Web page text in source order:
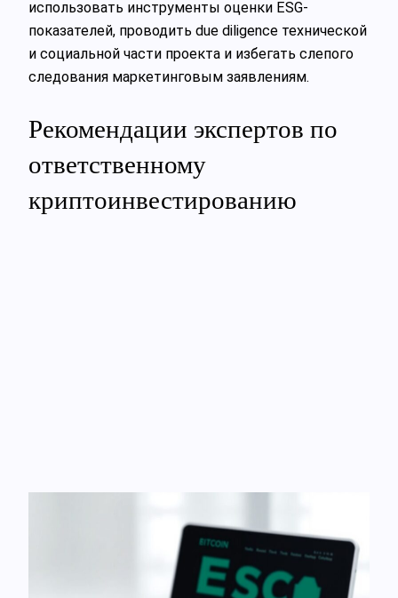
использовать инструменты оценки ESG-
показателей, проводить due diligence технической
и социальной части проекта и избегать слепого
следования маркетинговым заявлениям.
Рекомендации экспертов по
ответственному
криптоинвестированию